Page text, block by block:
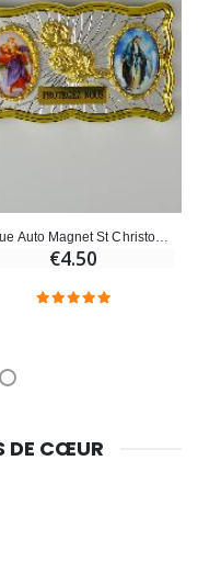
Plaque Auto Magnet St Christophe & Miraculeuse
€4.50
DE CŒUR